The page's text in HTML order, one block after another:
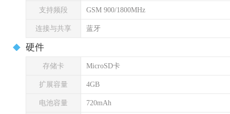
支持频段 GSM 900/1800MHz
连接与共享 蓝牙
硬件
存储卡 MicroSD卡
扩展容量 4GB
电池容量 720mAh